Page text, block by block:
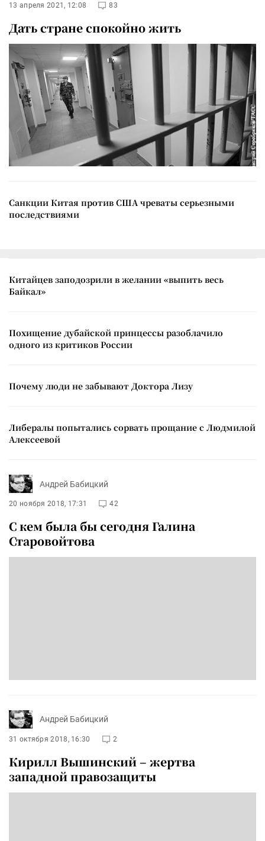
13 апреля 2021, 12:08 83
Дать стране спокойно жить
Санкции Китая против США чреваты серьезными
последствиями
Китайцев заподозрили в желании «выпить весь
Байкал»
Похищение дубайской принцессы разоблачило
одного из критиков России
Почему люди не забывают Доктора Лизу
Либералы попытались сорвать прощание с Людмилой
Алексеевой
Андрей Бабицкий
20 ноября 2018, 17:31 42
С кем была бы сегодня Галина
Старовойтова
Андрей Бабицкий
31 октября 2018, 16:30 2
Кирилл Вышинский – жертва
западной правозащиты